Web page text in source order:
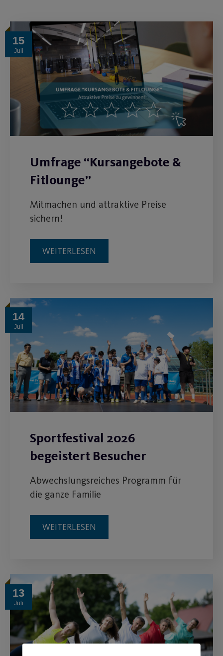
15
Juli
Umfrage “Kursangebote &
Fitlounge”
Mitmachen und attraktive Preise
sichern!
WEITERLESEN
14
Juli
Sportfestival 2026
begeistert Besucher
Abwechslungsreiches Programm für
die ganze Familie
WEITERLESEN
13
Juli